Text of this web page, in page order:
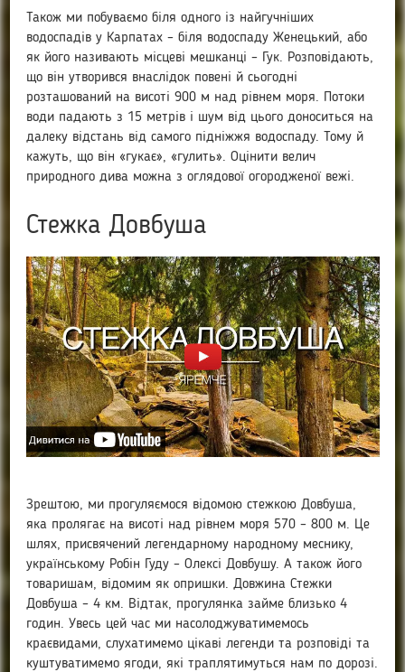
Також ми побуваємо біля одного із найгучніших
водоспадів у Карпатах – біля водоспаду Женецький, або
як його називають місцеві мешканці – Гук. Розповідають,
що він утворився внаслідок повені й сьогодні
розташований на висоті 900 м над рівнем моря. Потоки
води падають з 15 метрів і шум від цього доноситься на
далеку відстань від самого підніжжя водоспаду. Тому й
кажуть, що він «гукає», «гулить». Оцінити велич
природного дива можна з оглядової огородженої вежі.
Стежка Довбуша
Зрештою, ми прогуляємося відомою стежкою Довбуша,
яка пролягає на висоті над рівнем моря 570 – 800 м. Це
шлях, присвячений легендарному народному меснику,
українському Робін Гуду – Олексі Довбушу. А також його
товаришам, відомим як опришки. Довжина Стежки
Довбуша – 4 км. Відтак, прогулянка займе близько 4
годин. Увесь цей час ми насолоджуватимемось
краєвидами, слухатимемо цікаві легенди та розповіді та
куштуватимемо ягоди, які траплятимуться нам по дорозі.